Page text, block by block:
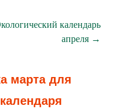
календарь
апреля →
марта для